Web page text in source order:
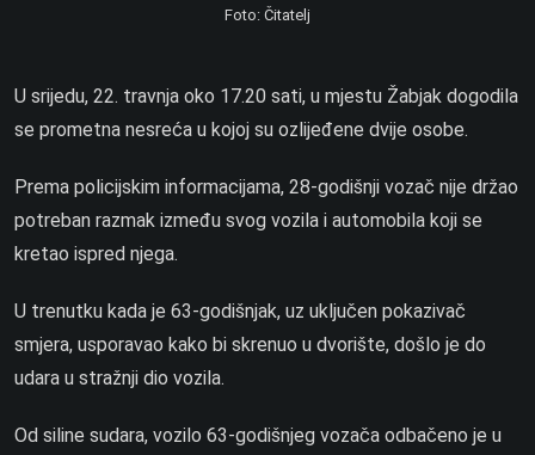
Foto: Čitatelj
U srijedu, 22. travnja oko 17.20 sati, u mjestu Žabjak dogodila
se prometna nesreća u kojoj su ozlijeđene dvije osobe.
Prema policijskim informacijama, 28-godišnji vozač nije držao
potreban razmak između svog vozila i automobila koji se
kretao ispred njega.
U trenutku kada je 63-godišnjak, uz uključen pokazivač
smjera, usporavao kako bi skrenuo u dvorište, došlo je do
udara u stražnji dio vozila.
Od siline sudara, vozilo 63-godišnjeg vozača odbačeno je u